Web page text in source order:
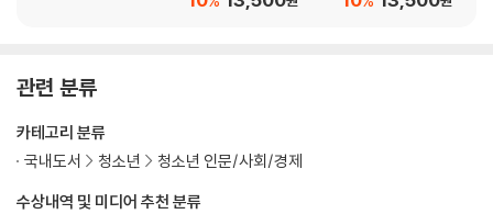
관련 분류
수상내역 및 미디어 추천 분류
카테고리 분류
국내도서
청소년 청소년 인문/사회/경제